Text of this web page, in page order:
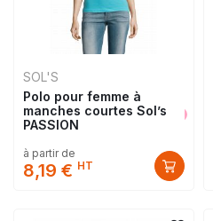
SOL'S
Polo pour femme à
manches courtes Sol’s
PASSION
à partir de
8,19 € HT